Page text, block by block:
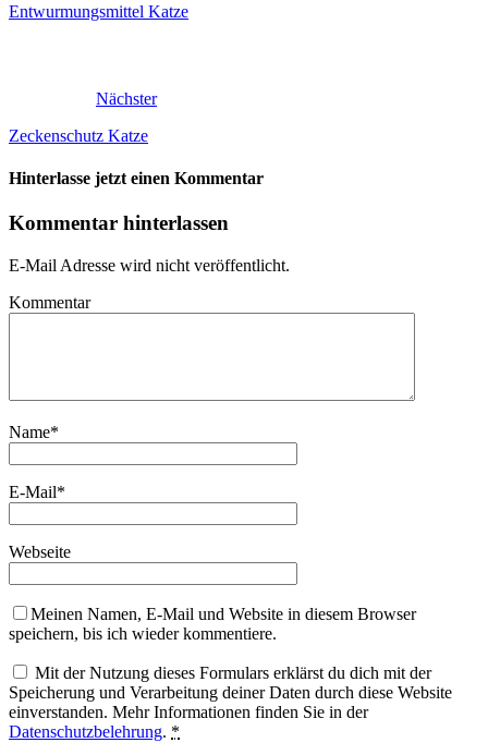
Entwurmungsmittel Katze
Nächster
Zeckenschutz Katze
Hinterlasse jetzt einen Kommentar
Kommentar hinterlassen
E-Mail Adresse wird nicht veröffentlicht.
Kommentar
Name*
E-Mail*
Webseite
Meinen Namen, E-Mail und Website in diesem Browser
speichern, bis ich wieder kommentiere.
Mit der Nutzung dieses Formulars erklärst du dich mit der
Speicherung und Verarbeitung deiner Daten durch diese Website
einverstanden. Mehr Informationen finden Sie in der
Datenschutzbelehrung. *